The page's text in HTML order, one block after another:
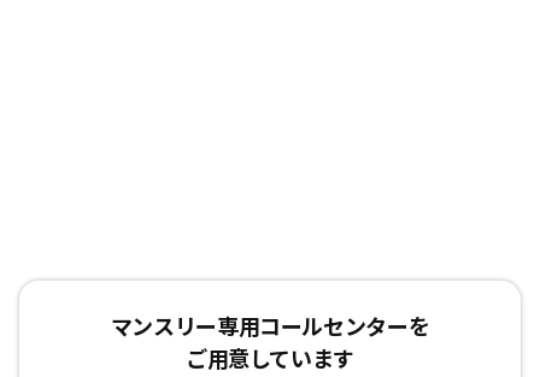
マンスリー専用コールセンターを
ご用意しています